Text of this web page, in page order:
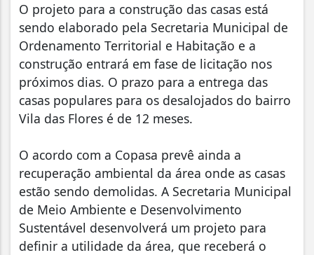
O projeto para a construção das casas está
sendo elaborado pela Secretaria Municipal de
Ordenamento Territorial e Habitação e a
construção entrará em fase de licitação nos
próximos dias. O prazo para a entrega das
casas populares para os desalojados do bairro
Vila das Flores é de 12 meses.
O acordo com a Copasa prevê ainda a
recuperação ambiental da área onde as casas
estão sendo demolidas. A Secretaria Municipal
de Meio Ambiente e Desenvolvimento
Sustentável desenvolverá um projeto para
definir a utilidade da área, que receberá o